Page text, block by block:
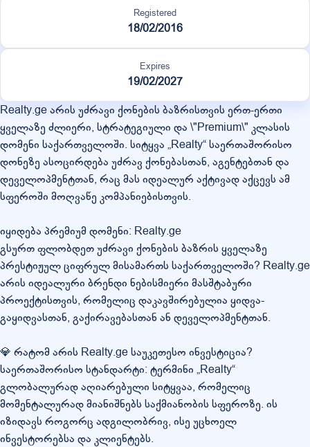
Registered
18/02/2016
Expires
19/02/2027
Realty.ge არის უძრავი ქონების ბაზრისთვის ერთ-ერთი
ყველაზე ძლიერი, სტრატეგიული და \"Premium\" კლასის
დომენი საქართველოში. სიტყვა „Realty“ საერთაშორისო
დონეზე ასოცირდება უძრავ ქონებასთან, აგენტებთან და
დეველოპმენტთან, რაც მას იდეალურ აქტივად აქცევს ამ
სფეროში მოღვაწე კომპანიებისთვის.
იყიდება პრემიუმ დომენი: Realty.ge
გსურთ ფლობდეთ უძრავი ქონების ბაზრის ყველაზე
პრესტიჟულ ციფრულ მისამართს საქართველოში? Realty.ge
არის იდეალური ბრენდი ნებისმიერი მასშტაბური
პროექტისთვის, რომელიც დაკავშირებულია ყიდვა-
გაყიდვასთან, გაქირავებასთან ან დეველოპმენტთან.
💎 რატომ არის Realty.ge საუკეთესო ინვესტიცია?
საერთაშორისო სტანდარტი: ტერმინი „Realty“
გლობალურად აღიარებული სიტყვაა, რომელიც
მომენტალურად მიანიშნებს საქმიანობის სფეროზე. ის
იზიდავს როგორც ადგილობრივ, ისე უცხოელ
ინვესტორებსა და კლიენტებს.